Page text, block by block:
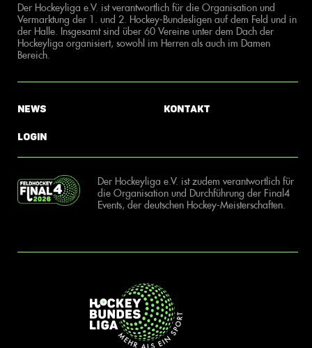
Der Hockeyliga e.V. ist verantwortlich für die Organisation und
Vermarktung der 1. und 2. Hockey-Bundesligen auf dem Feld und in
der Halle. Insgesamt sind über 60 Vereine unter dem Dach der
Hockeyliga organisiert, sowohl im Herren als auch im Damen
Bereich.
News
Login
Kontakt
Der Hockeyliga e.V. ist zudem verantwortlich für
die Organisation und Durchführung der Final4
Events, der deutschen Hockey-Meisterschaften.